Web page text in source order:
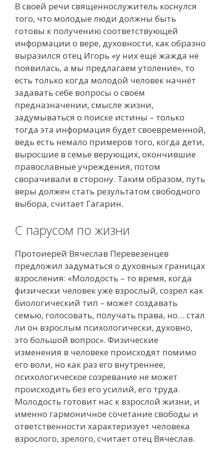
В своей речи священнослужитель коснулся
того, что молодые люди должны быть
готовы к получению соответствующей
информации о вере, духовности, как образно
выразился отец Игорь «у них ещё жажда не
появилась, а мы предлагаем утоление», то
есть только когда молодой человек начнёт
задавать себе вопросы о своём
предназначении, смысле жизни,
задумываться о поиске истины – только
тогда эта информация будет своевременной,
ведь есть немало примеров того, когда дети,
выросшие в семье верующих, окончившие
православные учреждения, потом
сворачивали в сторону. Таким образом, путь
веры должен стать результатом свободного
выбора, считает Гагарин.
С парусом по жизни
Протоиерей Вячеслав Перевезенцев
предложил задуматься о духовных границах
взросления: «Молодость – то время, когда
физически человек уже взрослый, созрел как
биологический тип – может создавать
семью, голосовать, получать права, но… стал
ли он взрослым психологически, духовно,
это большой вопрос». Физические
изменения в человеке происходят помимо
его воли, но как раз его внутреннее,
психологическое созревание не может
происходить без его усилий, его труда.
Молодость готовит нас к взрослой жизни, и
именно гармоничное сочетание свободы и
ответственности характеризует человека
взрослого, зрелого, считает отец Вячеслав.